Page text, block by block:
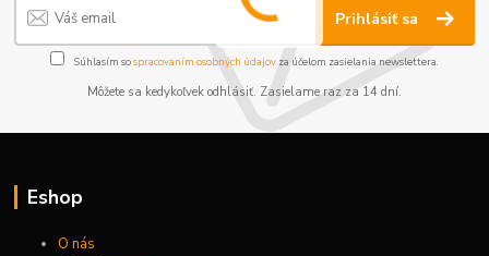
Prihlásiť sa
Súhlasím sospracovaním osobných údajov za účelom zasielania newslettera.
Môžete sa kedykoľvek odhlásiť. Zasielame raz za 14 dní.
Eshop
O nás